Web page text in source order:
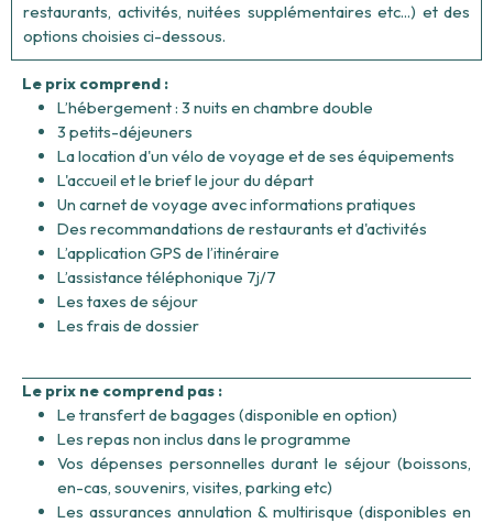
restaurants, activités, nuitées supplémentaires etc...) et des
options choisies ci-dessous.
Le prix comprend :
L’hébergement : 3 nuits en chambre double
3 petits-déjeuners
La location d'un vélo de voyage et de ses équipements
L'accueil et le brief le jour du départ
Un carnet de voyage avec informations pratiques
Des recommandations de restaurants et d'activités
L’application GPS de l’itinéraire
L’assistance téléphonique 7j/7
Les taxes de séjour
Les frais de dossier
Le prix ne comprend pas :
Le transfert de bagages (disponible en option)
Les repas non inclus dans le programme
Vos dépenses personnelles durant le séjour (boissons,
en-cas, souvenirs, visites, parking etc)
Les assurances annulation & multirisque (disponibles en